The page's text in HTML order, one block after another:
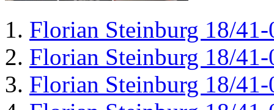
Florian Steinburg 18/41-
Florian Steinburg 18/41-
Florian Steinburg 18/41-